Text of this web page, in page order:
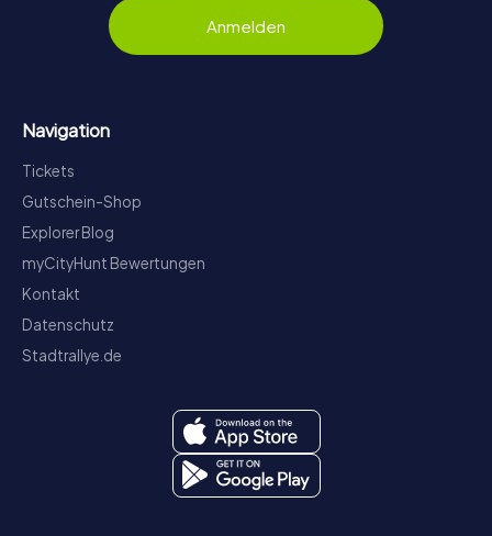
Anmelden
Navigation
Tickets
Gutschein-Shop
Explorer Blog
myCityHunt Bewertungen
Kontakt
Datenschutz
Stadtrallye.de